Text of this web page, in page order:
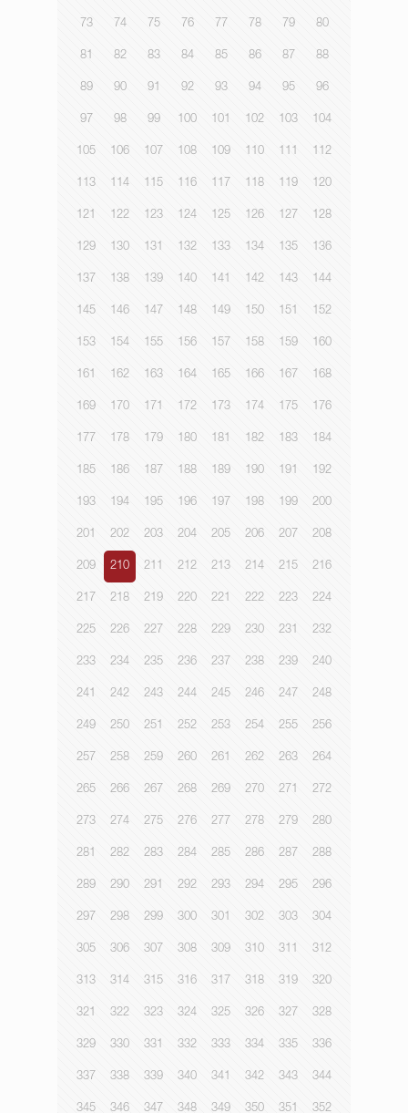
73 74 75 76 77 78 79 80
81 82 83 84 85 86 87 88
89 90 91 92 93 94 95 96
97 98 99 100 101 102 103 104
105 106 107 108 109 110 111 112
113 114 115 116 117 118 119 120
121 122 123 124 125 126 127 128
129 130 131 132 133 134 135 136
137 138 139 140 141 142 143 144
145 146 147 148 149 150 151 152
153 154 155 156 157 158 159 160
161 162 163 164 165 166 167 168
169 170 171 172 173 174 175 176
177 178 179 180 181 182 183 184
185 186 187 188 189 190 191 192
193 194 195 196 197 198 199 200
201 202 203 204 205 206 207 208
209 210 211 212 213 214 215 216
217 218 219 220 221 222 223 224
225 226 227 228 229 230 231 232
233 234 235 236 237 238 239 240
241 242 243 244 245 246 247 248
249 250 251 252 253 254 255 256
257 258 259 260 261 262 263 264
265 266 267 268 269 270 271 272
273 274 275 276 277 278 279 280
281 282 283 284 285 286 287 288
289 290 291 292 293 294 295 296
297 298 299 300 301 302 303 304
305 306 307 308 309 310 311 312
313 314 315 316 317 318 319 320
321 322 323 324 325 326 327 328
329 330 331 332 333 334 335 336
337 338 339 340 341 342 343 344
345 346 347 348 349 350 351 352